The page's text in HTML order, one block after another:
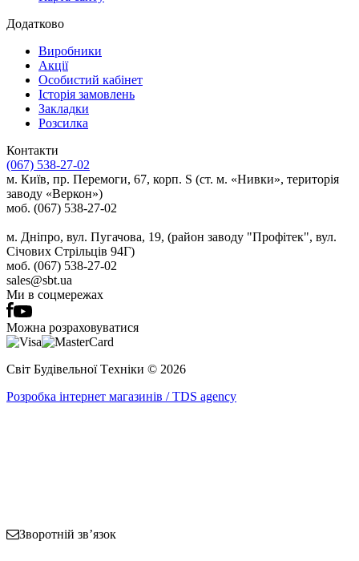
Додатково
Виробники
Акції
Особистий кабінет
Історія замовлень
Закладки
Розсилка
Контакти
(067) 538-27-02
м. Київ, пр. Перемоги, 67, корп. S (ст. м. «Нивки», територія
заводу «Веркон»)
моб. (067) 538-27-02
м. Дніпро, вул. Пугачова, 19, (район заводу "Профітек", вул.
Січових Стрільців 94Г)
моб. (067) 538-27-02
sales@sbt.ua
Ми в соцмережах
Можна розраховуватися
Світ Будівельної Tехніки © 2026
Розробка інтернет магазинів / TDS agency
Зворотній зв’язок